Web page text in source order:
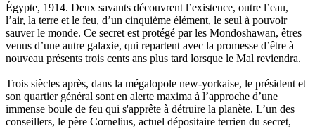
Égypte, 1914. Deux savants découvrent l’existence, outre l’eau,
l’air, la terre et le feu, d’un cinquième élément, le seul à pouvoir
sauver le monde. Ce secret est protégé par les Mondoshawan, êtres
venus d’une autre galaxie, qui repartent avec la promesse d’être à
nouveau présents trois cents ans plus tard lorsque le Mal reviendra.
Trois siècles après, dans la mégalopole new-yorkaise, le président et
son quartier général sont en alerte maxima à l’approche d’une
immense boule de feu qui s'apprête à détruire la planète. L’un des
conseillers, le père Cornelius, actuel dépositaire terrien du secret,